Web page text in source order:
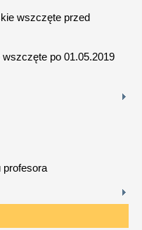
wszczęte przed
po 01.05.2019
profesora